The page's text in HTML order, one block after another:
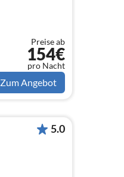
Preise ab
154€
pro Nacht
Zum Angebot
5.0